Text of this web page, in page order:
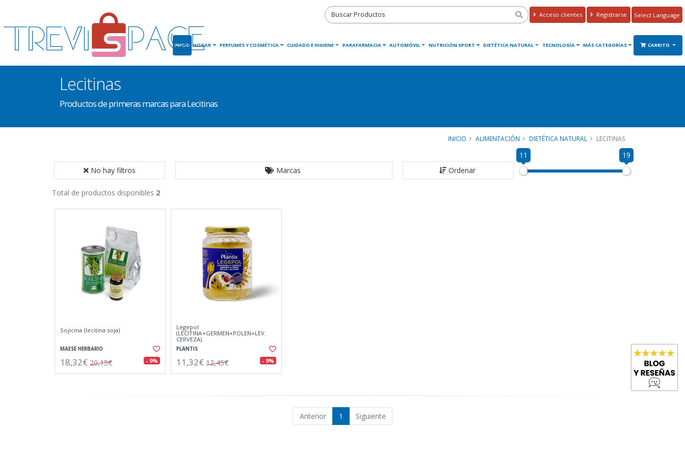
Acceso clientes Registrarse
Translate
INICIO HOGAR PERFUMES Y COSMÉTICA CUIDADO E HIGIENE PARAFARMACIA AUTOMÓVIL NUTRICIÓN SPORT DIETÉTICA NATURAL TECNOLOGÍA MÁS CATEGORÍAS CARRITO
Lecitinas
Productos de primeras marcas para Lecitinas
INICIO ALIMENTACIÓN DIETÉTICA NATURAL LECITINAS
No hay filtros Marcas Ordenar
11 19
Total de productos disponibles 2
Sojicina (lecitina soja)
MAESE HERBARIO
18,32€ 20,15€ - 9%
Legepol
(LECITINA+GERMEN+POLEN+LEV.
CERVEZA)
PLANTIS
11,32€ 12,45€ - 9%
Anterior 1 Siguiente